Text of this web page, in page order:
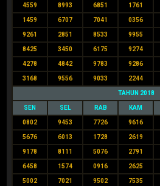
4559 8993 6851 1761
1459 6707 7041 0356
9261 2851 8533 9955
8425 3450 6175 9274
4278 4842 9783 9286
3168 9556 9033 2244
TAHUN 2018
SEN SEL RAB KAM
0802 9453 7726 9616
5676 6013 1728 2619
9178 8111 5076 2791
6458 1574 0916 2625
5002 7021 9502 7535